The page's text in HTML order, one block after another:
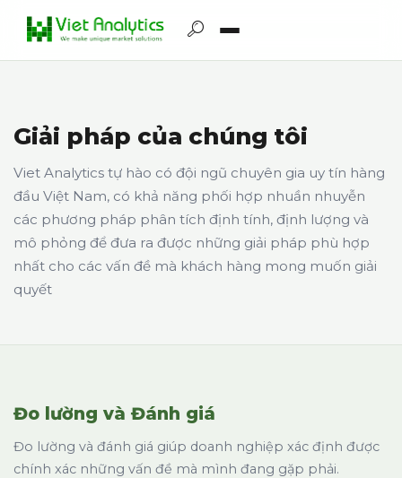
Giải pháp của chúng tôi
Viet Analytics tự hào có đội ngũ chuyên gia uy tín hàng
đầu Việt Nam, có khả năng phối hợp nhuần nhuyễn
các phương pháp phân tích định tính, định lượng và
mô phỏng để đưa ra được những giải pháp phù hợp
nhất cho các vấn đề mà khách hàng mong muốn giải
quyết
Đo lường và Đánh giá
Đo lường và đánh giá giúp doanh nghiệp xác định được
chính xác những vấn đề mà mình đang gặp phải.